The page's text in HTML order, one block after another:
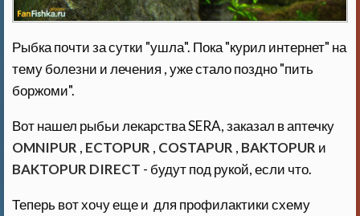
Рыбка почти за сутки "ушла". Пока "курил интернет" на
тему болезни и лечения , уже стало поздно "пить
боржоми".
Вот нашел рыбьи лекарства SERA, заказал в аптечку
OMNIPUR , ECTOPUR , COSTAPUR , BAKTOPUR и
BAKTOPUR DIRECT - будут под рукой, если что.
Теперь вот хочу еще и для профилактики схему